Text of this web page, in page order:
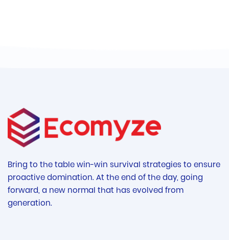
Bring to the table win-win survival strategies to ensure
proactive domination. At the end of the day, going
forward, a new normal that has evolved from
generation.